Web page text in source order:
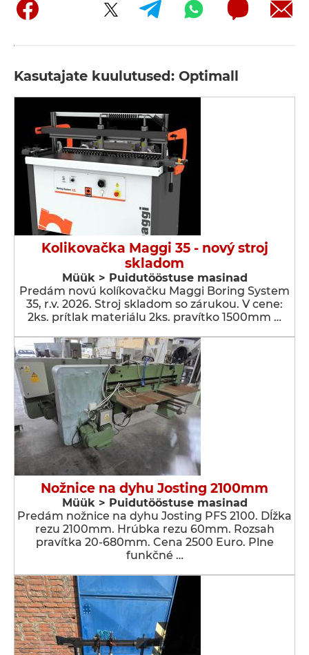
Kasutajate kuulutused: Optimall
Kolikovačka Maggi 35 - nový stroj
skladom
Müük > Puidutööstuse masinad
Predám novú kolíkovačku Maggi Boring System
35, r.v. 2026. Stroj skladom so zárukou. V cene:
2ks. prítlak materiálu 2ks. pravítko 1500mm …
Nožnice na dyhu Josting 2100mm
Müük > Puidutööstuse masinad
Predám nožnice na dyhu Josting PFS 2100. Dĺžka
rezu 2100mm. Hrúbka rezu 60mm. Rozsah
pravítka 20-680mm. Cena 2500 Euro. Plne
funkčné …